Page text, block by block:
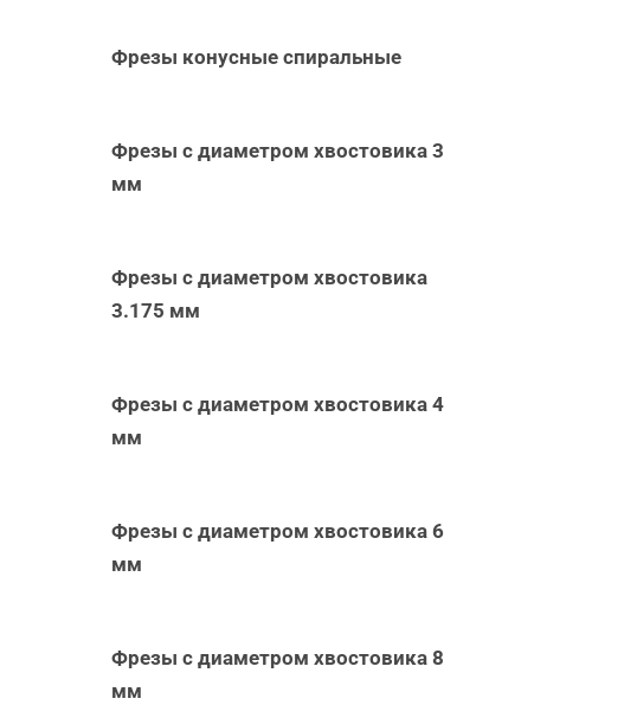
Фрезы конусные спиральные
Фрезы с диаметром хвостовика 3
мм
Фрезы с диаметром хвостовика
3.175 мм
Фрезы с диаметром хвостовика 4
мм
Фрезы с диаметром хвостовика 6
мм
Фрезы с диаметром хвостовика 8
мм